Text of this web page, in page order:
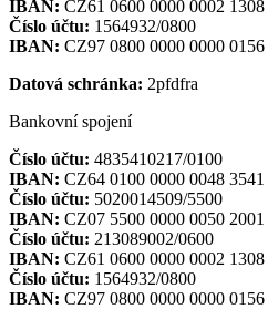
IBAN: CZ61 0600 0000 0002 1308
Číslo účtu: 1564932/0800
IBAN: CZ97 0800 0000 0000 0156
Datová schránka: 2pfdfra
Bankovní spojení
Číslo účtu: 4835410217/0100
IBAN: CZ64 0100 0000 0048
Číslo účtu: 5020014509/5500
IBAN: CZ07 5500 0000 0050
Číslo účtu: 213089002/0600
IBAN: CZ61 0600 0000 0002 1308
Číslo účtu: 1564932/0800
IBAN: CZ97 0800 0000 0000 0156